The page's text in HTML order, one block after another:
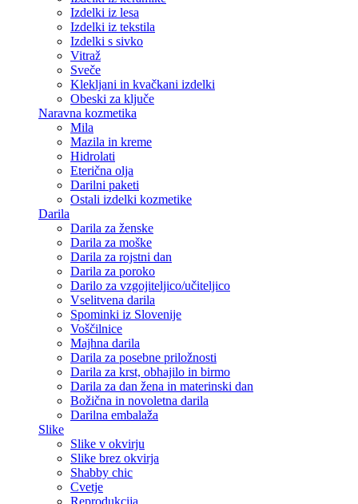
Izdelki iz lesa
Izdelki iz tekstila
Izdelki s sivko
Vitraž
Sveče
Klekljani in kvačkani izdelki
Obeski za ključe
Naravna kozmetika
Mila
Mazila in kreme
Hidrolati
Eterična olja
Darilni paketi
Ostali izdelki kozmetike
Darila
Darila za ženske
Darila za moške
Darila za rojstni dan
Darila za poroko
Darilo za vzgojiteljico/učiteljico
Vselitvena darila
Spominki iz Slovenije
Voščilnice
Majhna darila
Darila za posebne priložnosti
Darila za krst, obhajilo in birmo
Darila za dan žena in materinski dan
Božična in novoletna darila
Darilna embalaža
Slike
Slike v okvirju
Slike brez okvirja
Shabby chic
Cvetje